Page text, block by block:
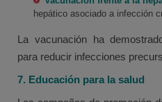
hepático asociado a infección
La vacunación ha
para reducir infecciones
7. Educación para la salud